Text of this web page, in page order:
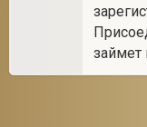
займет